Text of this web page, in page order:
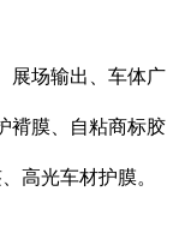
展场输出、车体广
褙膜、自粘商标胶
高光车材护膜。